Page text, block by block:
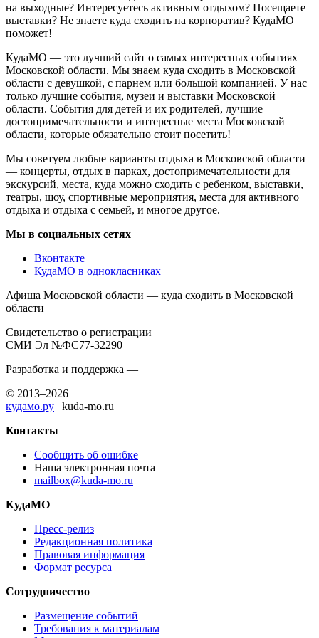
на выходные? Интересуетесь активным отдыхом? Посещаете
выставки? Не знаете куда сходить на корпоратив? КудаМО
поможет!
КудаМО — это лучший сайт о самых интересных событиях
Московской области. Мы знаем куда сходить в Московской
области с девушкой, с парнем или большой компанией. У нас
только лучшие события, музеи и выставки Московской
области. События для детей и их родителей, лучшие
достопримечательности и интересные места Московской
области, которые обязательно стоит посетить!
Мы советуем любые варианты отдыха в Московской области
— концерты, отдых в парках, достопримечательности для
экскурсий, места, куда можно сходить с ребенком, выставки,
театры, шоу, спортивные мероприятия, места для активного
отдыха и отдыха с семьей, и многое другое.
Мы в социальных сетях
Вконтакте
КудаМО в однокласниках
Афиша Московской области — куда сходить в Московской
области
Свидетельство о регистрации
СМИ Эл №ФС77-32290
Разработка и поддержка —
© 2013–2026
кудамо.ру | kuda-mo.ru
Контакты
Сообщить об ошибке
Наша электронная почта
mailbox@kuda-mo.ru
КудаМО
Пресс-релиз
Редакционная политика
Правовая информация
Формат ресурса
Сотрудничество
Размещение событий
Требования к материалам